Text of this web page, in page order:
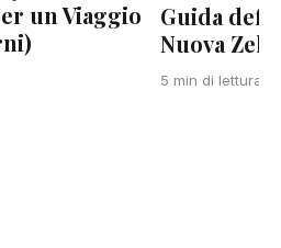
un Viaggio
Guida
Nuova
5 min di lettura